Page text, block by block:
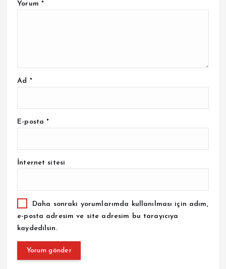
Yorum *
Ad *
E-posta*
İnternet sitesi
Daha sonraki yorumlarımda kullanılması için adım,
e-posta adresim ve site adresim bu tarayıcıya
kaydedilsin.